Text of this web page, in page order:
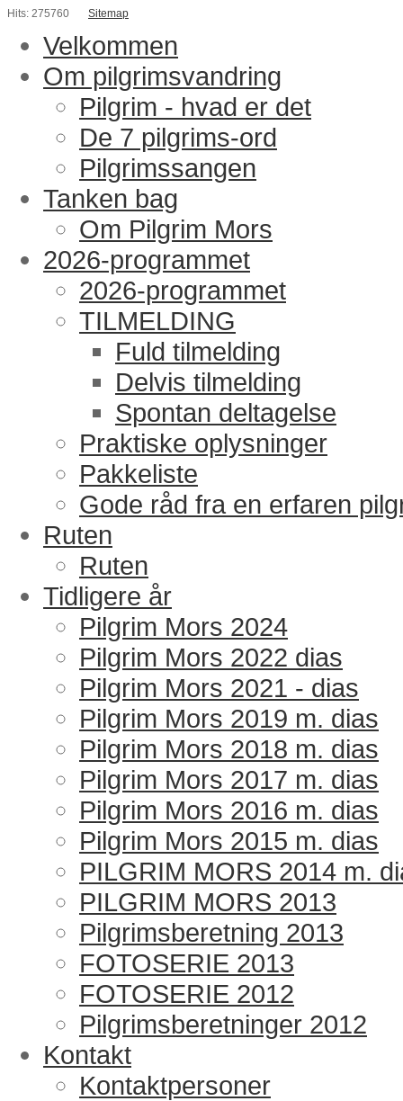
Hits: 275760 Sitemap
Velkommen
Om pilgrimsvandring
Pilgrim - hvad er det
De 7 pilgrims-ord
Pilgrimssangen
Tanken bag
Om Pilgrim Mors
2026-programmet
2026-programmet
TILMELDING
Fuld tilmelding
Delvis tilmelding
Spontan deltagelse
Praktiske oplysninger
Pakkeliste
Gode råd fra en erfaren
Ruten
Ruten
Tidligere år
Pilgrim Mors 2024
Pilgrim Mors 2022 dias
Pilgrim Mors 2021 - dias
Pilgrim Mors 2019 m. dias
Pilgrim Mors 2018 m. dias
Pilgrim Mors 2017 m. dias
Pilgrim Mors 2016 m. dias
Pilgrim Mors 2015 m. dias
PILGRIM MORS 2014 m.
PILGRIM MORS 2013
Pilgrimsberetning 2013
FOTOSERIE 2013
FOTOSERIE 2012
Pilgrimsberetninger 2012
Kontakt
Kontaktpersoner